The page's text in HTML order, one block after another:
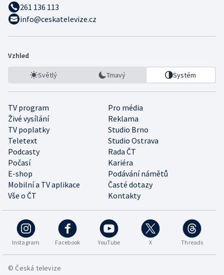
261 136 113
info@ceskatelevize.cz
Vzhled
Světlý Tmavý Systém
TV program
Pro média
Živé vysílání
Reklama
TV poplatky
Studio Brno
Teletext
Studio Ostrava
Podcasty
Rada ČT
Počasí
Kariéra
E-shop
Podávání námětů
Mobilní a TV aplikace
Časté dotazy
Vše o ČT
Kontakty
Instagram Facebook YouTube X Threads
© Česká televize